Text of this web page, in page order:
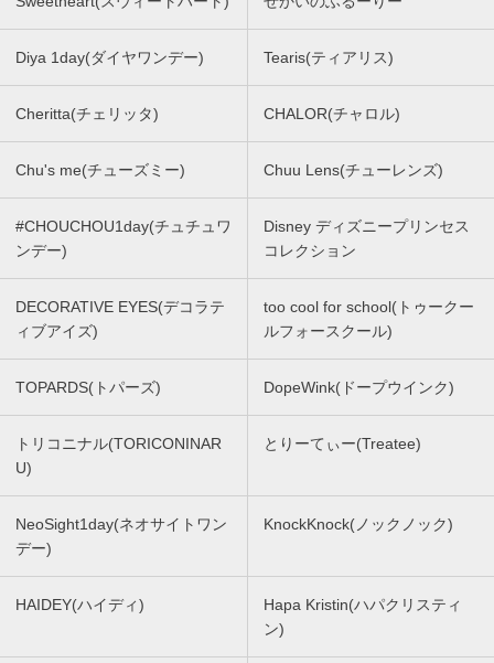
Diya 1day(ダイヤワンデー) Tearis(ティアリス)
Cheritta(チェリッタ) CHALOR(チャロル)
Chu's me(チューズミー) Chuu Lens(チューレンズ)
#CHOUCHOU1day(チュチュワ
ンデー)
Disney ディズニープリンセス
コレクション
DECORATIVE EYES(デコラテ
ィブアイズ)
too cool for school(トゥークー
ルフォースクール)
TOPARDS(トパーズ) DopeWink(ドープウインク)
トリコニナル(TORICONINAR
U)
とりーてぃー(Treatee)
NeoSight1day(ネオサイトワン
デー)
KnockKnock(ノックノック)
HAIDEY(ハイディ)
Hapa Kristin(ハパクリスティ
ン)